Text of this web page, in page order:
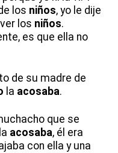
los niños, yo le dije
los niños.
es que ella no
de su madre de
la acosaba.
que se
acosaba, él era
con ella y una